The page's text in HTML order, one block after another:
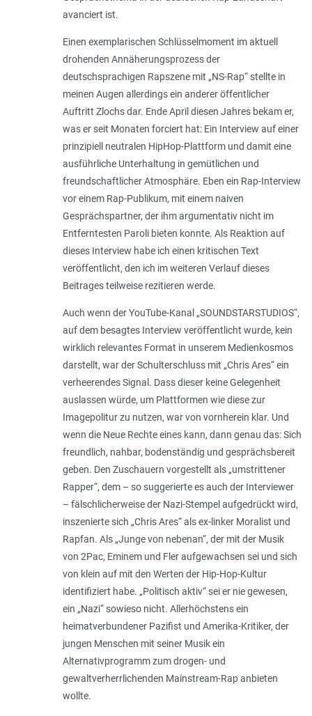
avanciert ist.
Einen exemplarischen Schlüsselmoment im aktuell
drohenden Annäherungsprozess der
deutschsprachigen Rapszene mit „NS-Rap“ stellte in
meinen Augen allerdings ein anderer öffentlicher
Auftritt Zlochs dar. Ende April diesen Jahres bekam er,
was er seit Monaten forciert hat: Ein Interview auf einer
prinzipiell neutralen HipHop-Plattform und damit eine
ausführliche Unterhaltung in gemütlichen und
freundschaftlicher Atmosphäre. Eben ein Rap-Interview
vor einem Rap-Publikum, mit einem naiven
Gesprächspartner, der ihm argumentativ nicht im
Entferntesten Paroli bieten konnte. Als Reaktion auf
dieses Interview habe ich einen kritischen Text
veröffentlicht, den ich im weiteren Verlauf dieses
Beitrages teilweise rezitieren werde.
Auch wenn der YouTube-Kanal „SOUND­STARSTUDIOS“,
auf dem besagtes Interview veröffentlicht wurde, kein
wirklich relevantes Format in unserem Medienkosmos
darstellt, war der Schulterschluss mit „Chris Ares“ ein
verheerendes Signal. Dass dieser keine Gelegenheit
auslassen würde, um Plattformen wie diese zur
Imagepolitur zu nutzen, war von vornherein klar. Und
wenn die Neue Rechte eines kann, dann genau das: Sich
freundlich, nahbar, bodenständig und gesprächsbereit
geben. Den Zuschauern vorgestellt als „umstrittener
Rapper“, dem – so suggerierte es auch der Interviewer
– fälschlicherweise der Nazi-Stempel aufgedrückt wird,
inszenierte sich „Chris Ares“ als ex-linker Moralist und
Rapfan. Als „Junge von nebenan“, der mit der Musik
von 2Pac, Eminem und Fler aufgewachsen sei und sich
von klein auf mit den Werten der Hip-Hop-Kultur
identifiziert habe. „Politisch aktiv“ sei er nie gewesen,
ein „Nazi“ sowieso nicht. Allerhöchstens ein
heimatverbundener Pazifist und Amerika-Kritiker, der
jungen Menschen mit seiner Musik ein
Alternativprogramm zum drogen- und
gewaltverherrlichenden Mainstream-Rap anbieten
wollte.